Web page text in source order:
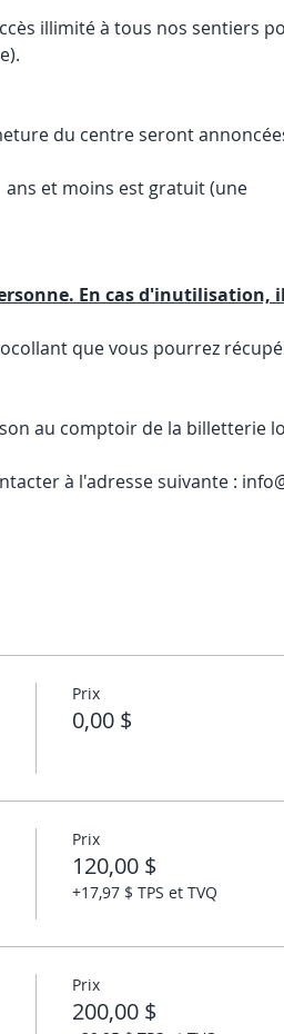
illimité à tous nos sentiers
du centre seront
ans et moins est gratuit (une
En cas d'inutilisation,
que vous pourrez
au comptoir de la billetterie
à l'adresse suivante :
Prix
0,00 $
Prix
120,00 $
+17,97 $ TPS et TVQ
Prix
200,00 $